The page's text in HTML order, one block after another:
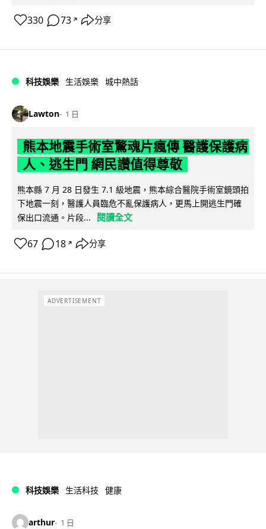
330 73 ↗ 分享
科技娛樂 生活娛樂 城中熱話
Lawton 1 日
熊本地震手術室驚魂片瘋傳 醫護保護病
人、逃生門 網民讚值得尊敬
熊本縣 7 月 28 日發生 7.1 級地震，熊本綜合醫院手術室鏡頭拍
下地震一刻，醫護人員臨危不亂保護病人，更馬上開逃生門確
保出口流通。片段...
閱讀全文
67 18 ↗ 分享
ADVERTISEMENT
科技娛樂 生活科技 健康
arthur 1 日